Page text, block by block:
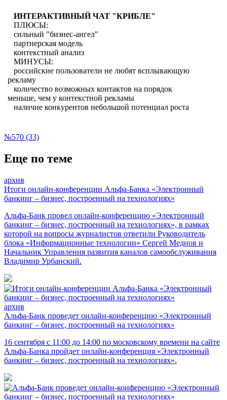
ИНТЕРАКТИВНЫЙ ЧАТ "КРИБЛЕ"
ПЛЮСЫ:
сильный "бизнес-ангел"
партнерская модель
контекстный анализ
МИНУСЫ:
российские пользователи не любят всплывающую
рекламу
количество возможных контактов на порядок
меньше, чем у контекстной рекламы
наличие конкурентов небольшой потенциал роста
№570 (33)
Еще по теме
архив
Итоги онлайн-конференции Альфа-Банка «Электронный
банкинг – бизнес, построенный на технологиях»
Альфа-Банк провел онлайн-конференцию «Электронный
банкинг – бизнес, построенный на технологиях», в рамках
которой на вопросы журналистов ответили Руководитель
блока «Информационные технологии» Сергей Меднов и
Начальник Управления развития каналов самообслуживания
Владимир Урбанский.
архив
Альфа-Банк проведет онлайн-конференцию «Электронный
банкинг – бизнес, построенный на технологиях»
16 сентября с 11:00 до 14:00 по московскому времени на сайте
Альфа-Банка пройдет онлайн-конференция «Электронный
банкинг – бизнес, построенный на технологиях».